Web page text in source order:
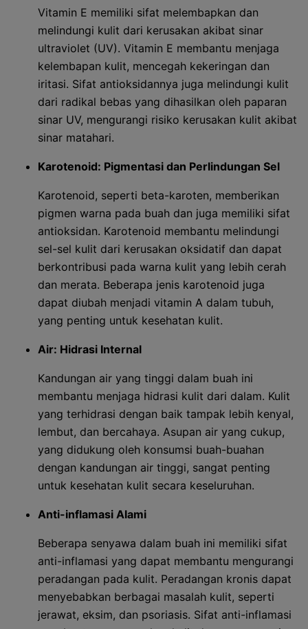
Vitamin E memiliki sifat melembapkan dan
melindungi kulit dari kerusakan akibat sinar
ultraviolet (UV). Vitamin E membantu menjaga
kelembapan kulit, mencegah kekeringan dan
iritasi. Sifat antioksidannya juga melindungi kulit
dari radikal bebas yang dihasilkan oleh paparan
sinar UV, mengurangi risiko kerusakan kulit akibat
sinar matahari.
Karotenoid: Pigmentasi dan Perlindungan Sel
Karotenoid, seperti beta-karoten, memberikan
pigmen warna pada buah dan juga memiliki sifat
antioksidan. Karotenoid membantu melindungi
sel-sel kulit dari kerusakan oksidatif dan dapat
berkontribusi pada warna kulit yang lebih cerah
dan merata. Beberapa jenis karotenoid juga
dapat diubah menjadi vitamin A dalam tubuh,
yang penting untuk kesehatan kulit.
Air: Hidrasi Internal
Kandungan air yang tinggi dalam buah ini
membantu menjaga hidrasi kulit dari dalam. Kulit
yang terhidrasi dengan baik tampak lebih kenyal,
lembut, dan bercahaya. Asupan air yang cukup,
yang didukung oleh konsumsi buah-buahan
dengan kandungan air tinggi, sangat penting
untuk kesehatan kulit secara keseluruhan.
Anti-inflamasi Alami
Beberapa senyawa dalam buah ini memiliki sifat
anti-inflamasi yang dapat membantu mengurangi
peradangan pada kulit. Peradangan kronis dapat
menyebabkan berbagai masalah kulit, seperti
jerawat, eksim, dan psoriasis. Sifat anti-inflamasi